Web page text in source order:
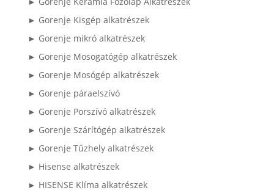
► Gorenje Kisgép alkatrészek
► Gorenje mikró alkatrészek
► Gorenje Mosogatógép alkatrészek
► Gorenje Mosógép alkatrészek
► Gorenje páraelszívó
► Gorenje Porszívó alkatrészek
► Gorenje Szárítógép alkatrészek
► Gorenje Tűzhely alkatrészek
► Hisense alkatrészek
► HISENSE Klíma alkatrészek